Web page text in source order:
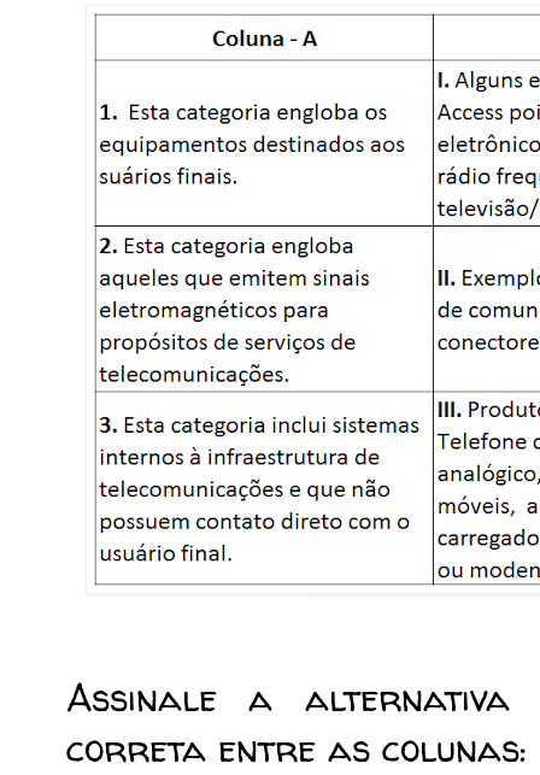
Assinale a alternativa
correta entre as colunas: